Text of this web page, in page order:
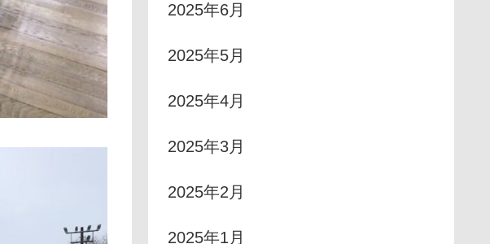
2025年6月
2025年5月
2025年4月
2025年3月
2025年2月
2025年1月